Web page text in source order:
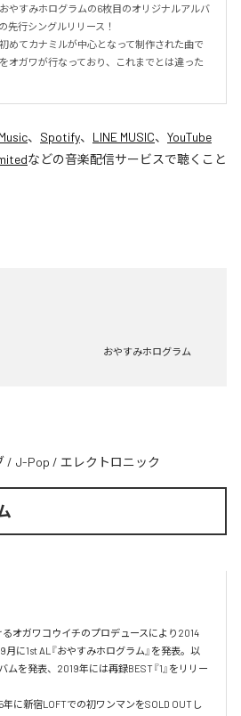
やすみホログラムの6枚目のオリジナルアルバ
先行シングルリリース！
めてカナミルが中心となって制作された曲で
オガワが行なっており、これまでとは違った
、 Spotify、 LINE MUSIC、 YouTube
などの音楽配信サービスで聴くこと
おやすみホログラム
/ J-Pop / エレクトロニック
オガワコウイチのプロデュースにより2014
に1st AL『おやすみホログラム』を発表。以
ムを発表、2019年には再録BEST『1』をリリー
に新宿LOFTでの初ワンマンをSOLD OUTし